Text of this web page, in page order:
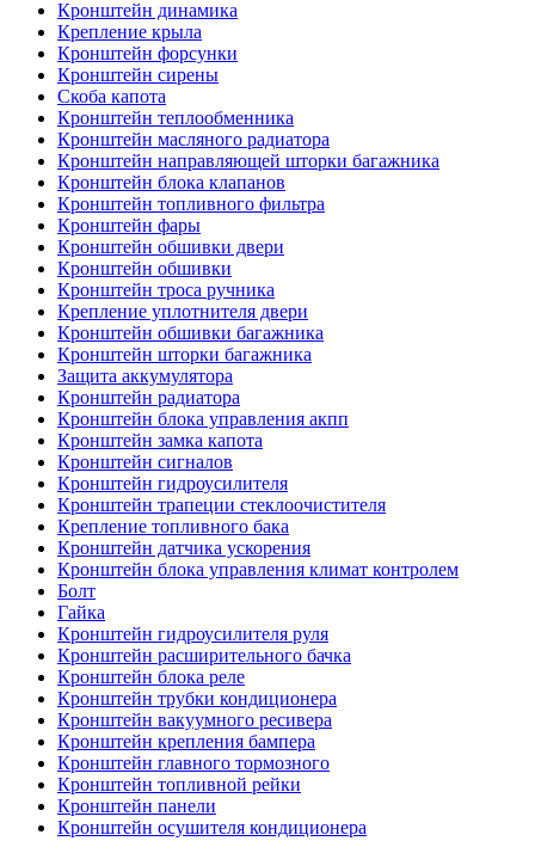
Кронштейн динамика
Крепление крыла
Кронштейн форсунки
Кронштейн сирены
Скоба капота
Кронштейн теплообменника
Кронштейн масляного радиатора
Кронштейн направляющей шторки багажника
Кронштейн блока клапанов
Кронштейн топливного фильтра
Кронштейн фары
Кронштейн обшивки двери
Кронштейн обшивки
Кронштейн троса ручника
Крепление уплотнителя двери
Кронштейн обшивки багажника
Кронштейн шторки багажника
Защита аккумулятора
Кронштейн радиатора
Кронштейн блока управления акпп
Кронштейн замка капота
Кронштейн сигналов
Кронштейн гидроусилителя
Кронштейн трапеции стеклоочистителя
Крепление топливного бака
Кронштейн датчика ускорения
Кронштейн блока управления климат контролем
Болт
Гайка
Кронштейн гидроусилителя руля
Кронштейн расширительного бачка
Кронштейн блока реле
Кронштейн трубки кондиционера
Кронштейн вакуумного ресивера
Кронштейн крепления бампера
Кронштейн главного тормозного
Кронштейн топливной рейки
Кронштейн панели
Кронштейн осушителя кондиционера